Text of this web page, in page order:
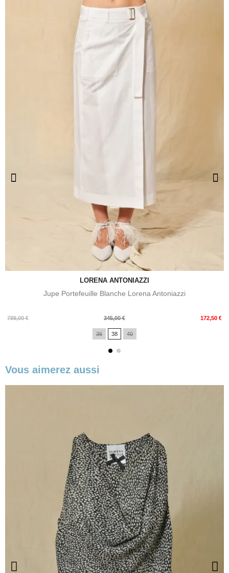
LORENA ANTONIAZZI
Jupe Portefeuille Blanche Lorena Antoniazzi
789,00 €
Prix
345,00 € 172,50 €
Prix
36 38 40
Vous aimerez aussi